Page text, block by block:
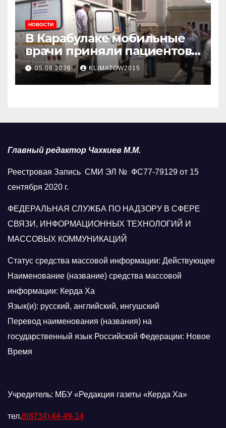
НОВОСТИ
В Карабулаке мобильные
врачи приняли пациентов
у стен мечети
05.08.2026 KLIMATOW2015
Главный редактор Чахкиев М.М.
Реестровая Запись СМИ ЭЛ № ФС77-79129 от 15
сентября 2020 г.
ФЕДЕРАЛЬНАЯ СЛУЖБА ПО НАДЗОРУ В СФЕРЕ
СВЯЗИ, ИНФОРМАЦИОННЫХ ТЕХНОЛОГИЙ И
МАССОВЫХ КОММУНИКАЦИЙ
Статус средства массовой информации: Действующее
Наименование (название) средства массовой
информации: Керда Ха
Язык(и): русский, английский, ингушский
Перевод наименования (названия) на
государственный язык Российской Федерации: Новое
Время
Учредитель: МБУ «Редакция газеты «Керда Ха»
тел.8(8734) 44-49-14